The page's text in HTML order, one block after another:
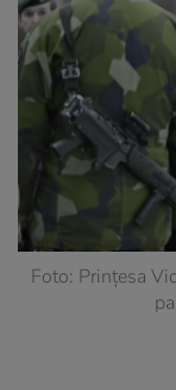
Foto: Prințesa